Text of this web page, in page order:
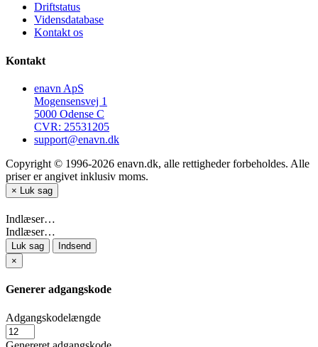
Driftstatus
Vidensdatabase
Kontakt os
Kontakt
enavn ApS
Mogensensvej 1
5000 Odense C
CVR: 25531205
support@enavn.dk
Copyright © 1996-2026 enavn.dk, alle rettigheder forbeholdes. Alle
priser er angivet inklusiv moms.
× Luk sag
Indlæser…
Indlæser…
Luk sag
Indsend
×
Generer adgangskode
Adgangskodelængde